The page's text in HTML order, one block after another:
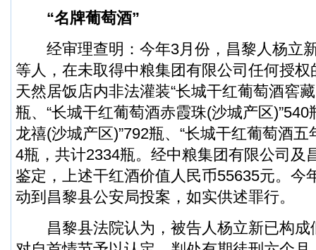
“名牌葡萄酒”
经审理查明：今年3月份，昌黎人杨立
等人，在未取得中粮集团有限公司任何授
天然居饭店内非法灌装“长城干红葡萄酒窖
瓶、“长城干红葡萄酒赤霞珠(沙城产区)”540
龙禧(沙城产区)”792瓶、“长城干红葡萄酒五
4瓶，共计2334瓶。经中粮集团有限公司及
鉴定，上述干红酒价值人民币55635元。今
动到昌黎县公安局投案，如实供述罪行。
昌黎县法院认为，被告人杨立新已构成